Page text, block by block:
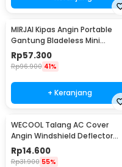
MIRJAI Kipas Angin Portable
Gantung Bladeless Mini
Cooling Fan 1200mAh - 6171
Rp57.300
Rp96.900 41%
+ Keranjang
WECOOL Talang AC Cover
Angin Windshield Deflector
Cute Design Ski Animal - WL90
Rp14.600
Rp31.900 55%